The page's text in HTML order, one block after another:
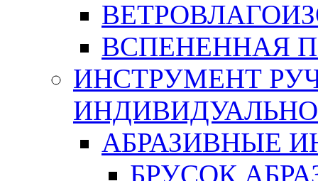
ВСПЕНЕННАЯ
ИНСТРУМЕНТ
АБРАЗИВНЫЕ
БРУСОК